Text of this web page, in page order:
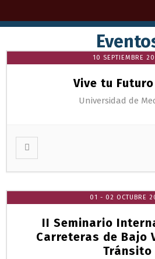
10 SEPTIEMBRE
Vive tu
Universidad de
01 - 02 OCTUBRE
II Seminario
Carreteras de Bajo
Tránsito